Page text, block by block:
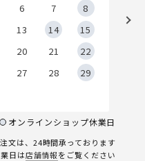
6 7
8
13 14
15
20 21
22
27 28
29
オンラインショップ休業日
文は、24時間承っております
日は店舗情報をご覧ください